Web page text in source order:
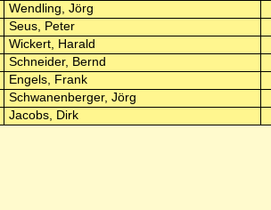
Wendling, Jörg
Seus, Peter
Wickert, Harald
Schneider, Bernd
Engels, Frank
Schwanenberger, Jörg
Jacobs, Dirk